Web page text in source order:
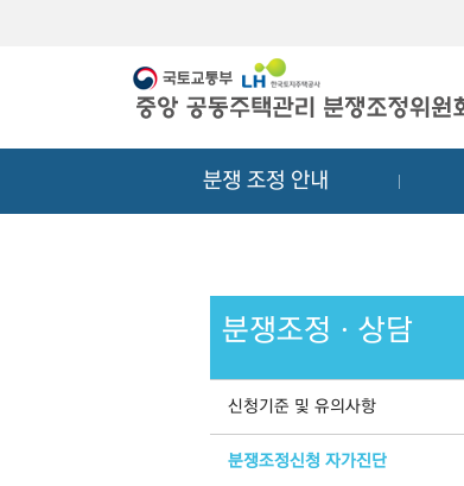
분쟁 조정 안내
분쟁조정ㆍ상담
신청기준 및 유의사항
분쟁조정신청 자가진단